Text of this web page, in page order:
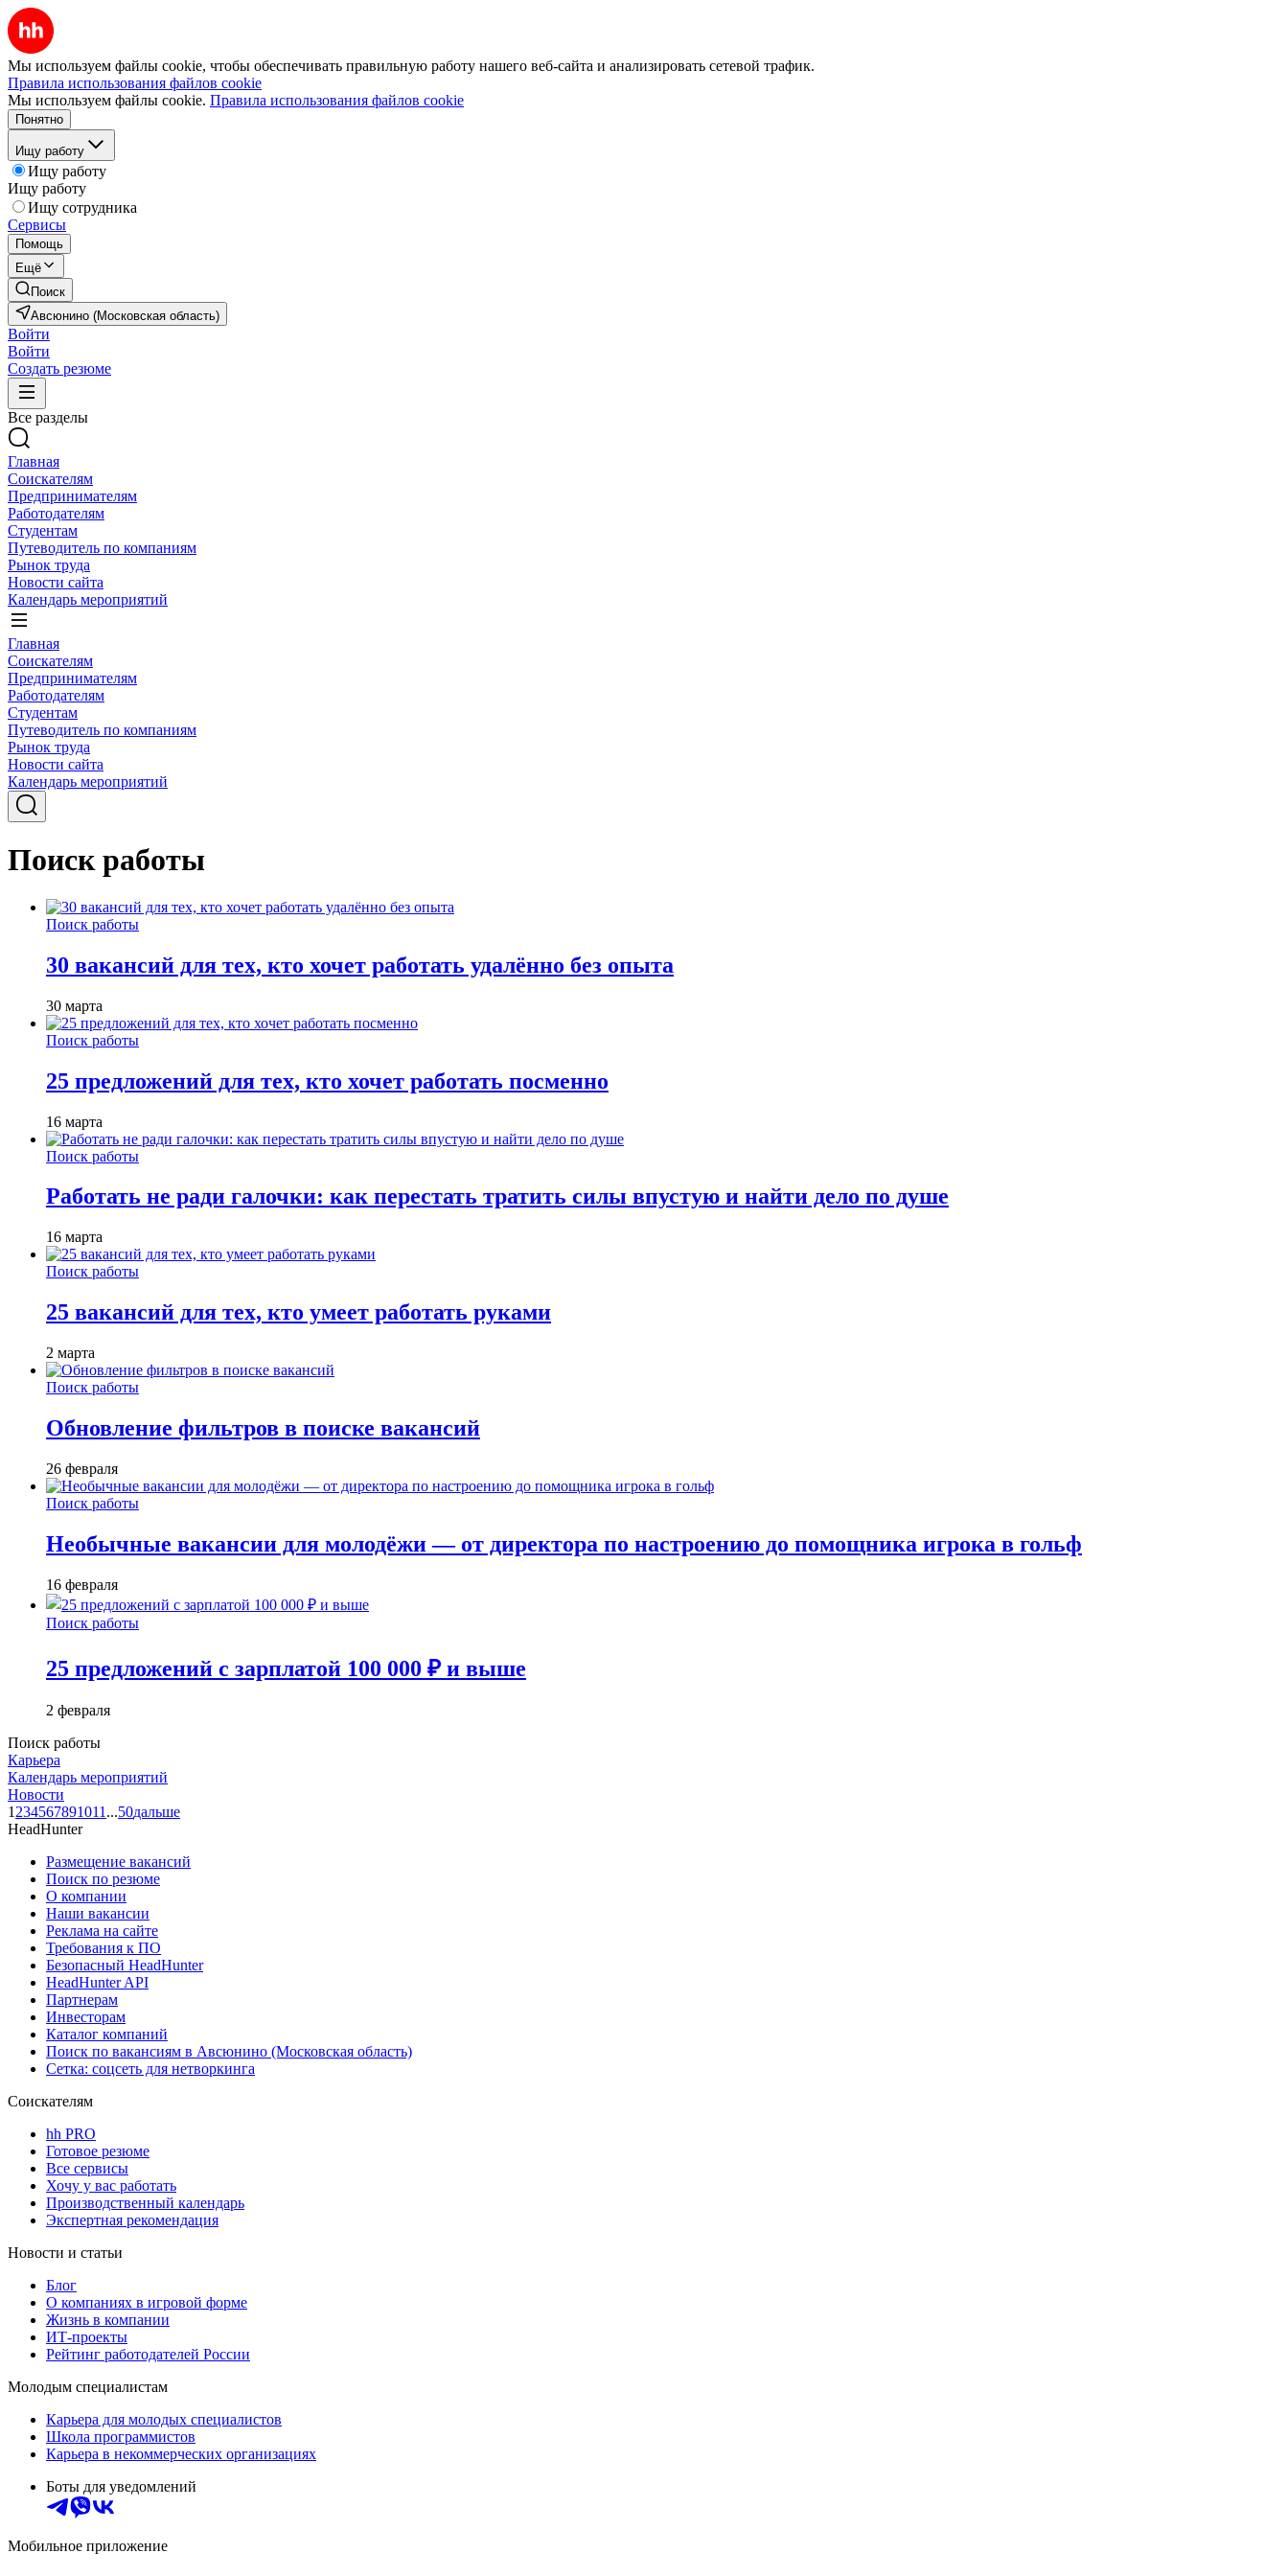
Мы используем файлы cookie, чтобы обеспечивать правильную работу нашего веб-сайта и анализировать сетевой трафик.
Правила использования файлов cookie
Мы используем файлы cookie. Правила использования файлов cookie
Понятно
Ищу работу
Ищу работу
Ищу работу
Ищу сотрудника
Сервисы
Помощь
Ещё
Поиск
Авсюнино (Московская область)
Войти
Войти
Создать резюме
Все разделы
Главная
Соискателям
Предпринимателям
Работодателям
Студентам
Путеводитель по компаниям
Рынок труда
Новости сайта
Календарь мероприятий
Главная
Соискателям
Предпринимателям
Работодателям
Студентам
Путеводитель по компаниям
Рынок труда
Новости сайта
Календарь мероприятий
Поиск работы
Поиск работы
30 вакансий для тех, кто хочет работать удалённо без опыта
30 марта
Поиск работы
25 предложений для тех, кто хочет работать посменно
16 марта
Поиск работы
Работать не ради галочки: как перестать тратить силы впустую и найти дело по душе
16 марта
Поиск работы
25 вакансий для тех, кто умеет работать руками
2 марта
Поиск работы
Обновление фильтров в поиске вакансий
26 февраля
Поиск работы
Необычные вакансии для молодёжи — от директора по настроению до помощника игрока в гольф
16 февраля
Поиск работы
25 предложений с зарплатой 100 000 ₽ и выше
2 февраля
Поиск работы
Карьера
Календарь мероприятий
Новости
1 234567891011 ...50дальше
HeadHunter
Размещение вакансий
Поиск по резюме
О компании
Наши вакансии
Реклама на сайте
Требования к ПО
Безопасный HeadHunter
HeadHunter API
Партнерам
Инвесторам
Каталог компаний
Поиск по вакансиям в Авсюнино (Московская область)
Сетка: соцсеть для нетворкинга
Соискателям
hh PRO
Готовое резюме
Все сервисы
Хочу у вас работать
Производственный календарь
Экспертная рекомендация
Новости и статьи
Блог
О компаниях в игровой форме
Жизнь в компании
ИТ-проекты
Рейтинг работодателей России
Молодым специалистам
Карьера для молодых специалистов
Школа программистов
Карьера в некоммерческих организациях
Боты для уведомлений
Мобильное приложение